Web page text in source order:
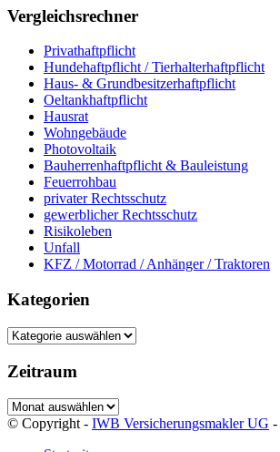
Vergleichsrechner
Privathaftpflicht
Hundehaftpflicht / Tierhalterhaftpflicht
Haus- & Grundbesitzerhaftpflicht
Oeltankhaftpflicht
Hausrat
Wohngebäude
Photovoltaik
Bauherrenhaftpflicht & Bauleistung
Feuerrohbau
privater Rechtsschutz
gewerblicher Rechtsschutz
Risikoleben
Unfall
KFZ / Motorrad / Anhänger / Traktoren
Kategorien
Kategorien
Zeitraum
Zeitraum
© Copyright - IWB Versicherungsmakler UG -